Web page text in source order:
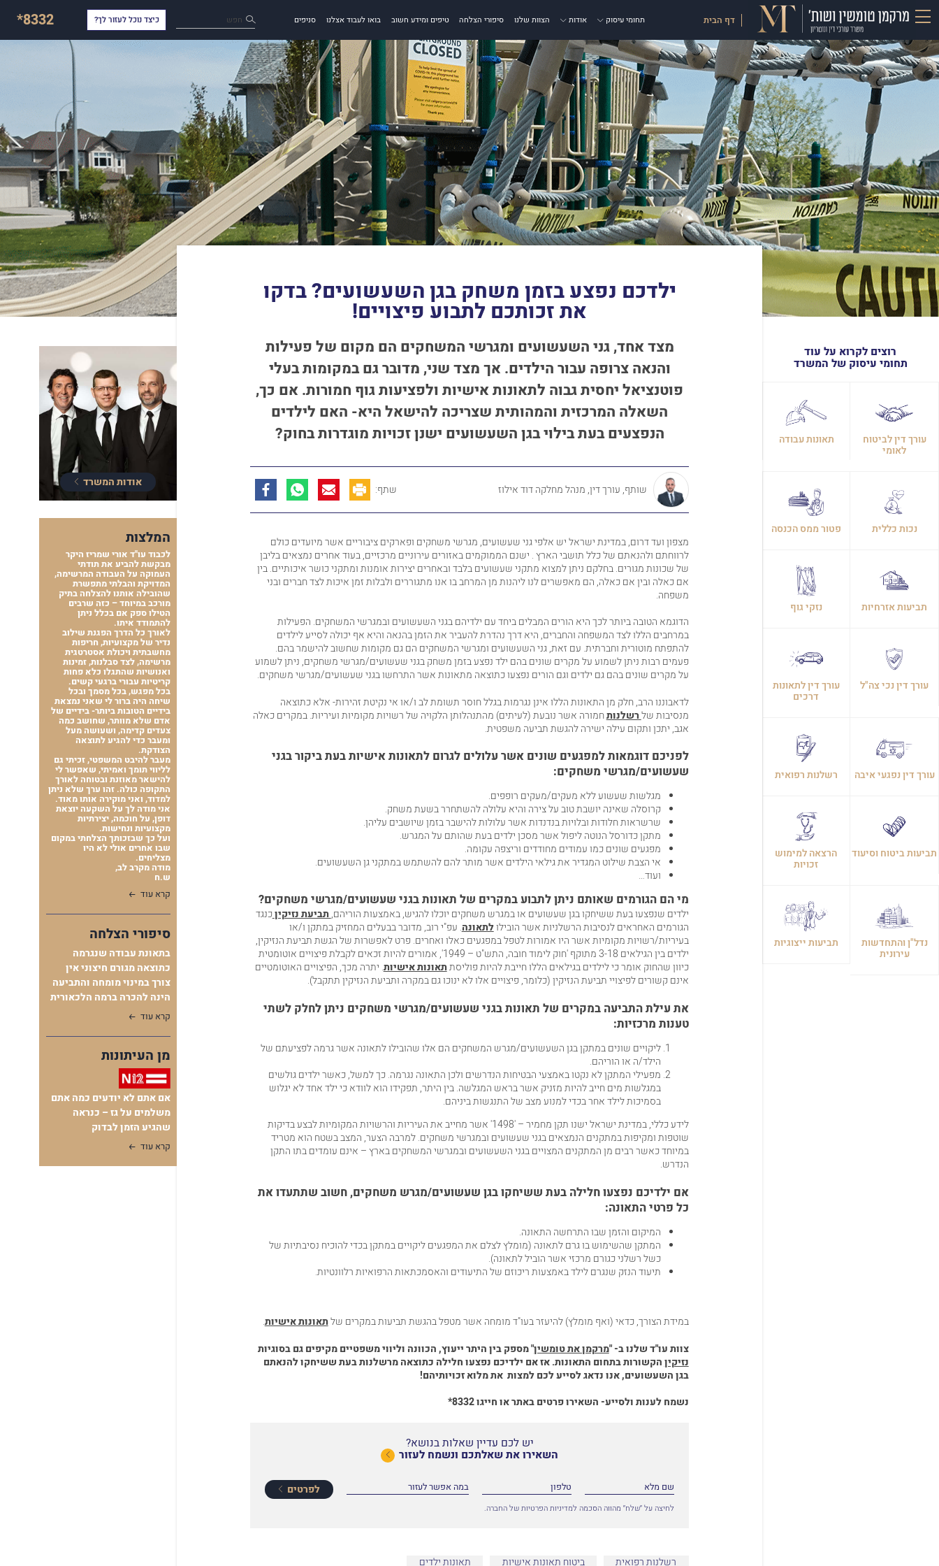
דף הבית תחומי עיסוק אודות הצוות שלנו סיפורי הצלחה טיפים ומידע חשוב בואו לעבוד אצלנו סניפים חפש כיצד נוכל לעזור לך? *8332
רוצים לקרוא על עוד
תחומי עיסוק של המשרד
עורך דין לביטוח
לאומי
תאונות עבודה
נכות כללית פטור ממס הכנסה
תביעות אזרחיות נזקי גוף
עורך דין נכי צה"ל עורך דין לתאונות
דרכים
עורך דין נפגעי איבה רשלנות רפואית
תביעות ביטוח וסיעוד הרצאה למימוש
זכויות
נדל"ן והתחדשות
עירונית
תביעות ייצוגיות
ילדכם נפצע בזמן משחק בגן השעשועים? בדקו
את זכותכם לתבוע פיצויים!
מצד אחד, גני השעשועים ומגרשי המשחקים הם מקום של פעילות
והנאה צרופה עבור הילדים. אך מצד שני, מדובר גם במקומות בעלי
פוטנציאל יחסית גבוה לתאונות אישיות ולפציעות גוף חמורות. אם כך,
השאלה המרכזית והמהותית שצריכה להישאל היא- האם לילדים
הנפצעים בעת בילוי בגן השעשועים ישנן זכויות מוגדרות בחוק?
שותף, עורך דין, מנהל מחלקה דוד אילוז שתף:
מצפון ועד דרום, במדינת ישראל יש אלפי גני שעשועים, מגרשי משחקים ופארקים ציבוריים אשר מיועדים כולם
לרווחתם ולהנאתם של כלל תושבי הארץ . ישנם הממוקמים באזורים עירוניים מרכזיים, בעוד אחרים נמצאים בליבן
של שכונות מגורים. בחלקם ניתן למצוא מתקני שעשועים בלבד ובאחרים יצירות אומנות ומתקני כושר איכותיים. בין
אם כאלה ובין אם כאלה, הם מאפשרים לנו ליהנות מן המרחב בו אנו מתגוררים ולבלות זמן איכות לצד חברים ובני
משפחה.
הדוגמא הטובה ביותר לכך היא הורים המבלים ביחד עם ילדיהם בגני השעשועים ובמגרשי המשחקים. הפעילות
במרחבים הללו לצד המשפחה והחברים, היא דרך נהדרת להעביר את הזמן בהנאה והיא אף יכולה לסייע לילדים
להתפתח מוטורית וחברתית. עם זאת, גני השעשועים ומגרשי המשחקים הם גם מקומות שחשוב להישמר בהם.
פעמים רבות ניתן לשמוע על מקרים שונים בהם ילד נפצע בזמן משחק בגני שעשועים/מגרשי משחקים, ניתן לשמוע
על מקרים שונים בהם גם ילדים וגם הורים נפצעו כתוצאה מתאונות אשר התרחשו בגני שעשועים/מגרשי משחקים.
לדאבוננו הרב, חלק מן התאונות הללו אינן נגרמות בגלל חוסר תשומת לב ו/או אי נקיטת זהירות- אלא כתוצאה
מנסיבות שלרשלנותחמורה אשר נובעת (לעיתים) מהתנהלותן הלקויה של רשויות מקומיות ועיריות. במקרים כאלה
אגב, יתכן ותקום עילה ישירה להגשת תביעה משפטית.
לפניכם דוגמאות למפגעים שונים אשר עלולים לגרום לתאונות אישיות בעת ביקור בגני
שעשועים/מגרשי משחקים:
מגלשות שעשוע ללא מעקים/מעקים רופפים.
קרוסלה שאינה יושבת טוב על צירה והיא עלולה להשתחרר בשעת משחק.
שרשראות חלודות ובלויות בנדנדות אשר עלולות להישבר בזמן שיושבים עליהן.
מתקן כדורסל הנוטה ליפול אשר מסכן ילדים בעת שהותם על המגרש.
מפגעים שונים כמו עמודים מחודדים וריצפה עקומה.
אי הצבת שילוט המגדיר את גילאי הילדים אשר מותר להם להשתמש במתקני גן השעשועים.
ועוד…
מי הם הגורמים שאותם ניתן לתבוע במקרים של תאונות בגני שעשועים/מגרשי משחקים?
ילדים שנפצעו בעת ששיחקו בגן שעשועים או במגרש משחקים יוכלו להגיש, באמצעות הוריהם,תביעת נזיקיןכנגד
הגורמים האחראים לנסיבות הרשלניות אשר הובילולתאונה. עפ"י רוב, מדובר בבעלים המחזיק במתקן ו/או
בעיריות/רשויות מקומיות אשר היו אמורות לטפל במפגעים כאלו ואחרים. פרט לאפשרות של הגשת תביעת הנזיקין,
ילדים בין הגילאים 3-18 מתוקף 'חוק לימוד חובה, התש"ט – 1949', אמורים להיות זכאים לקבלת פיצויים אוטומטית
כיוון שהחוק אומר כי לילדים בגילאים הללו חייבת להיות פוליסתתאונות אישיות. יתרה מכך, הפיצויים האוטומטיים
אינם קשורים לפיצויי תביעת הנזיקין (כלומר, פיצויים אלו לא ינוכו גם במקרה ותביעת הנזיקין תתקבל).
את עילת התביעה במקרים של תאונות בגני שעשועים/מגרשי משחקים ניתן לחלק לשתי
טענות מרכזיות:
ליקויים שונים במתקן בגן השעשועים/מגרש המשחקים הם אלו שהובילו לתאונה אשר גרמה לפציעתם של
הילד/ה או הוריהם.
מפעילי המתקן לא נקטו באמצעי הבטיחות הנדרשים ולכן התאונה נגרמה. כך למשל, כאשר ילדים גולשים
במגלשות מים חייב להיות מזניק אשר בראש המגלשה. בין היתר, תפקידו הוא לוודא כי ילד אחד לא יגלוש
בסמיכות לילד אחר בכדי למנוע מצב של התנגשות ביניהם.
לידע כללי, במדינת ישראל ישנו תקן מחמיר –'1498'אשר מחייב את העיריות והרשויות המקומיות לבצע בדיקות
שוטפות ומקיפות במתקנים הנמצאים בגני שעשועים ובמגרשי משחקים. למרבה הצער, המצב בשטח הוא מטריד
במיוחד כאשר רבים מן המתקנים המצויים בגני השעשועים ובמגרשי המשחקים בארץ – אינם עומדים בתו התקן
הנדרש.
אם ילדיכם נפצעו חלילה בעת ששיחקו בגן שעשועים/מגרש משחקים, חשוב שתתעדו את
כל פרטי התאונה:
המיקום והזמן שבו התרחשה התאונה.
המתקן שהשימוש בו גרם לתאונה (מומלץ לצלם את המפגעים ליקויים במתקן בכדי להוכיח נסיבתיות של
כשל רשלני כגורם מרכזי אשר הוביל לתאונה).
תיעוד הנזק שנגרם לילד באמצעות ריכוזם של התיעודים והאסמכתאות הרפואיות רלוונטיות.
במידת הצורך, כדאי (ואף מומלץ) להיעזר בעו"ד מומחה אשר מטפל בהגשת תביעות במקרים שלתאונות אישיות.
צוות עו"ד שלנו ב- "מרקמן את טומשין" מספק בין היתר ייעוץ, הכוונה וליווי משפטיים מקיפים גם בסוגיות
נזיקיןהקשורות בתחום התאונות. אז אם ילדיכם נפצעו חלילה כתוצאה מרשלנות בעת ששיחקו להנאתם
בגן השעשועים, אנו נדאג לסייע לכם למצות את מלוא זכויותיהם!
נשמח לענות ולסייע- השאירו פרטים באתראו חייגו8332*
יש לכם עדיין שאלות בנושא?
השאירו את שאלתכם ונשמח לעזור
לחיצה על ״שלח״ מהווה הסכמה למדיניות הפרטיות של החברה.
לפרטים
רשלנות רפואית ביטוח תאונות אישיות תאונות ילדים
אודות המשרד
המלצות
לכבוד עו"ד אורי שמריז היקר
מבקשת להביע את תודתי
העמוקה על העבודה המרשימה,
המדויקת והבלתי מתפשרת
שהובילה אותנו להצלחה בתיק
מורכב במיוחד – כזה שרבים
הטילו ספק אם בכלל ניתן
להתמודד איתו.
לאורך כל הדרך הפגנת שילוב
נדיר של מקצועיות, חריפות
מחשבתית ויכולת אסטרטגית
מרשימה, לצד סבלנות, זמינות
ואנושיות שהתגלו כלא פחות
קריטיות עבורי ברגעי קשים.
בכל מפגש, בכל מסמך ובכל
שיחה היה ברור לי שאני נמצאת
בידיים הטובות ביותר- בידיים של
אדם שלא מוותר, שחושב כמה
צעדים קדימה, ושעושה מעל
ומעבר כדי להגיע לתוצאה
הצודקת.
מעבר להיבט המשפטי, זכיתי גם
לליווי תומך ואמיתי, שאפשר לי
להישאר מאוזנת ובטוחה לאורך
התקופה כולה. זהו ערך שלא ניתן
למדוד, ואני מוקירה אותו מאוד.
אני מודה לך על השקעה יוצאת
דופן, על חוכמה, יצירתיות
מקצועיות ונחישות.
ועל כך שבזכותך הצלחתי במקום
שבו אחרים אולי לא היו
מצליחים.
מודה מקרב לב,
ש.ח
קרא עוד
סיפורי הצלחה
בתאונת עבודה שנגרמה
כתוצאה מגורם חיצוני אין
צורך במינוי מומחה והתביעה
הינה להכרה ברמה הלכאורית
קרא עוד
מן העיתונות
אם אתם לא יודעים כמה אתם
משלמים על גז – כנראה
שהגיע הזמן לבדוק
קרא עוד